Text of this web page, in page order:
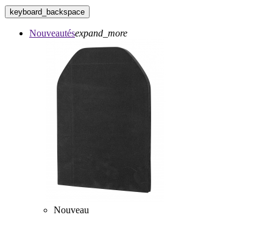
keyboard_backspace
Nouveautésexpand_more
Nouveau